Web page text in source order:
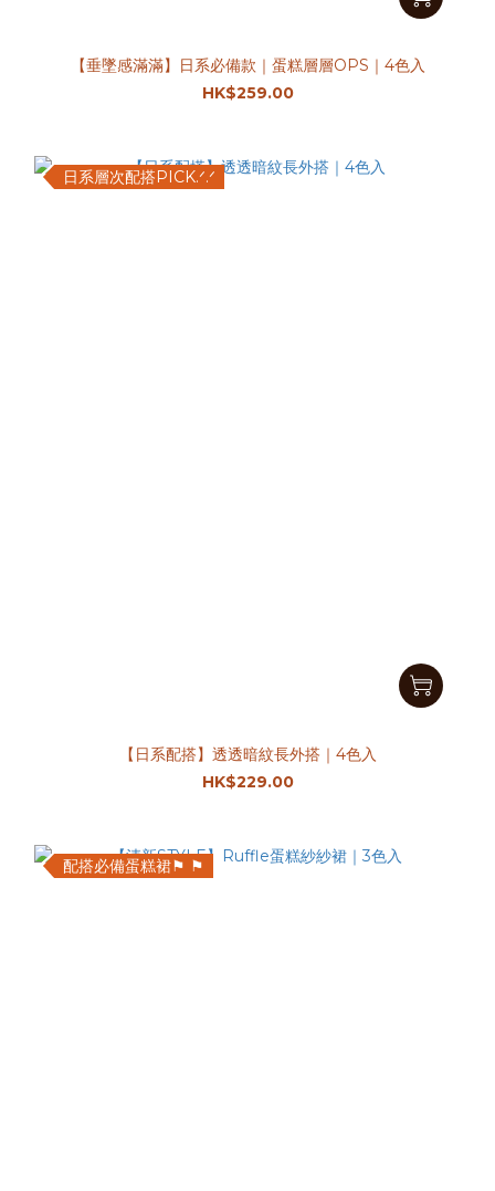
【垂墜感滿滿】日系必備款｜蛋糕層層OPS｜4色入
HK$259.00
日系層次配搭PICK.ᐟ.ᐟ
【日系配搭】透透暗紋長外搭｜4色入
HK$229.00
配搭必備蛋糕裙⚑ ⚑